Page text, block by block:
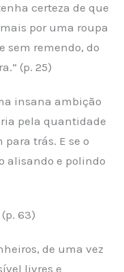
certeza de que
por uma roupa
sem remendo, do
(p. 25)
insana ambição
pela quantidade
trás. E se o
alisando e polindo
63)
de uma vez
livres e